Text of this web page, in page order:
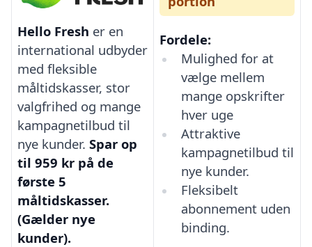
Hello Fresh er en
international udbyder
med fleksible
måltidskasser, stor
valgfrihed og mange
kampagnetilbud til
nye kunder. Spar op
til 959 kr på de
første 5
måltidskasser.
(Gælder nye
kunder).
Fordele:
Mulighed for at
vælge mellem
mange opskrifter
hver uge
Attraktive
kampagnetilbud til
nye kunder.
Fleksibelt
abonnement uden
binding.